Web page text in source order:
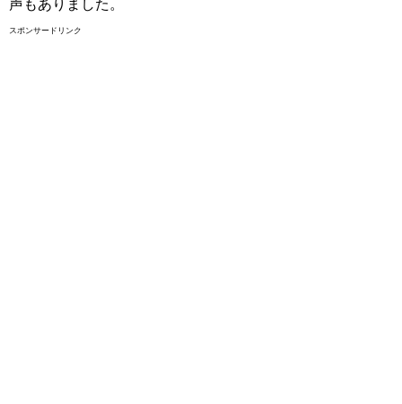
声もありました。
スポンサードリンク